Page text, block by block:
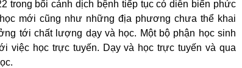
trong bối cảnh dịch bệnh tiếp tụccó diễn biến phức
mới cũng như những địa phương chưa thể khai
tới chất lượng dạy và học. Một bộ phận học sinh
việc học trực tuyến. Dạy và học trực tuyến và qua